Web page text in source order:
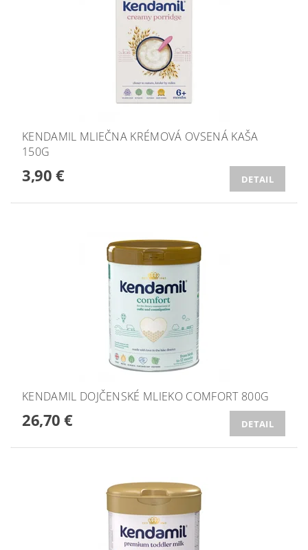
KENDAMIL MLIEČNA KRÉMOVÁ OVSENÁ KAŠA
150G
3,90 € DETAIL
KENDAMIL DOJČENSKÉ MLIEKO COMFORT 800G
26,70 € DETAIL